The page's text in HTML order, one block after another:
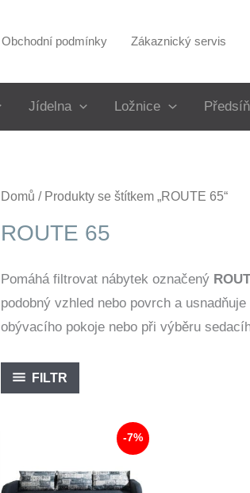
Obchodní podmínky Zákaznický servis
Jídelna Ložnice Předsíň
Domů / Produkty se štítkem „ROUTE 65“
ROUTE 65
Pomáhá filtrovat nábytek označený
podobný vzhled nebo povrch a
obývacího pokoje nebo při výběru
FILTR
-7%